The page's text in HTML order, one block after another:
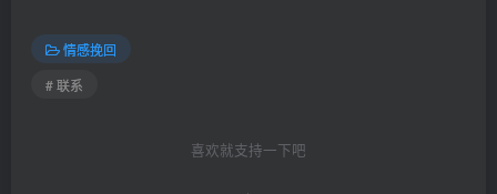
情感挽回
# 联系
喜欢就支持一下吧